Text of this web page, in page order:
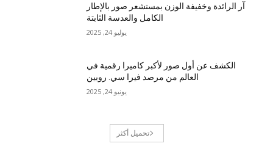
آر الرائدة وخفيفة الوزن بمستشعر صور بالإطار
الكامل والعدسة الثابتة
يوليو 24, 2025
الكشف عن أول صور لأكبر كاميرا رقمية في
العالم من مرصد فيرا سي. روبين
يونيو 24, 2025
تحميل أكثر